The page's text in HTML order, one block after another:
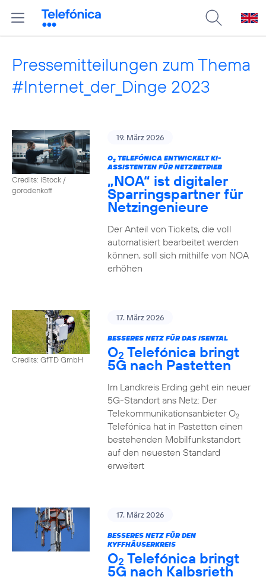
Pressemitteilungen zum Thema
#Internet_der_Dinge 2023
Credits: iStock /
gorodenkoff
19. März 2026
O2TELEFÓNICA ENTWICKELT KI-
ASSISTENTEN FÜR NETZBETRIEB
„NOA“ ist digitaler
Sparringspartner für
Netzingenieure
Der Anteil von Tickets, die voll
automatisiert bearbeitet werden
können, soll sich mithilfe von NOA
erhöhen
Credits: GfTD GmbH
17. März 2026
BESSERES NETZ FÜR DAS ISENTAL
O2 Telefónica bringt
5G nach Pastetten
Im Landkreis Erding geht ein neuer
5G-Standort ans Netz: Der
Telekommunikationsanbieter O2
Telefónica hat in Pastetten einen
bestehenden Mobilfunkstandort
auf den neuesten Standard
erweitert
17. März 2026
BESSERES NETZ FÜR DEN
KYFFHÄUSERKREIS
O2 Telefónica bringt
5G nach Kalbsrieth